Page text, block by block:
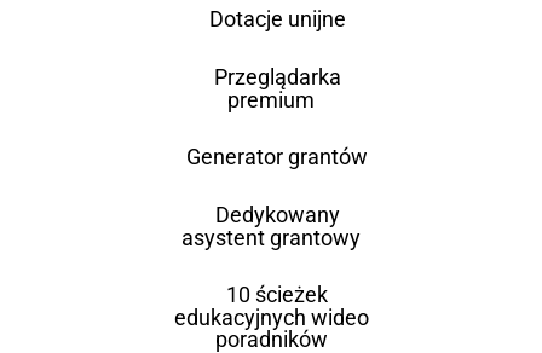
Dotacje unijne
Przeglądarka
premium
Generator grantów
Dedykowany
asystent grantowy
10 ścieżek
edukacyjnych wideo
poradników